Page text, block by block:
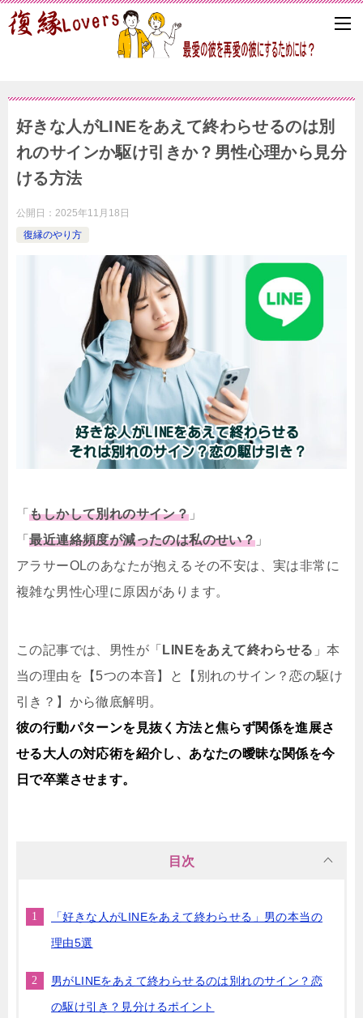
好きな人がLINEをあえて終わらせるのは別
れのサインか駆け引きか？男性心理から見分
ける方法
公開日： 2025年11月18日
復縁のやり方
「もしかして別れのサイン？ 」
「最近連絡頻度が減ったのは私のせい？ 」
アラサーOLのあなたが抱えるその不安は、実は非常に
複雑な男性心理に原因があります。
この記事では、男性が「 LINEをあえて終わらせる 」本
当の理由を【5つの本音】と【別れのサイン？恋の駆け
引き？】から徹底解明。
彼の行動パターンを見抜く方法と焦らず関係を進展さ
せる大人の対応術を紹介し、あなたの曖昧な関係を今
日で卒業させます。
目次
「好きな人がLINEをあえて終わらせる」男の本当の
理由5選
男がLINEをあえて終わらせるのは別れのサイン？恋
の駆け引き？見分けるポイント